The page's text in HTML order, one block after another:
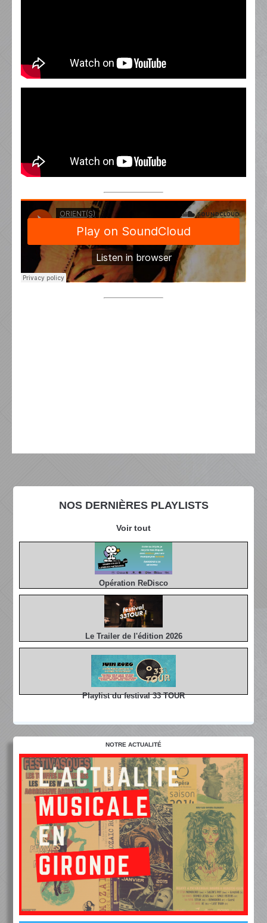
NOS DERNIÈRES PLAYLISTS
Voir tout
Opération ReDisco
Le Trailer de l'édition 2026
Playlist du festival 33 TOUR
NOTRE ACTUALITÉ